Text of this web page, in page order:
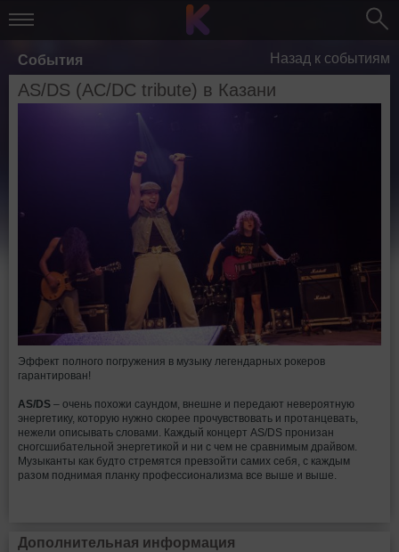
События Назад к событиям
AS/DS (AC/DC tribute) в Казани
Эффект полного погружения в музыку легендарных рокеров
гарантирован!
AS/DS – очень похожи саундом, внешне и передают невероятную
энергетику, которую нужно скорее прочувствовать и протанцевать,
нежели описывать словами. Каждый концерт AS/DS пронизан
сногсшибательной энергетикой и ни с чем не сравнимым драйвом.
Музыканты как будто стремятся превзойти самих себя, с каждым
разом поднимая планку профессионализма все выше и выше.
Дополнительная информация